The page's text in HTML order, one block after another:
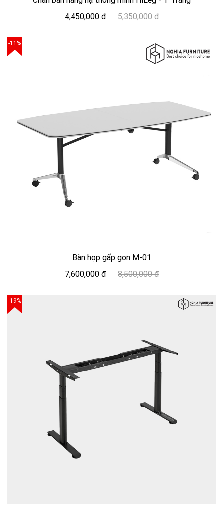
4,450,000 đ
5,350,000 đ
-11%
Bàn họp gấp gọn M-01
7,600,000 đ
8,500,000 đ
-19%